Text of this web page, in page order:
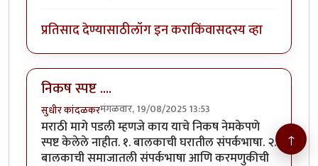
प्रतिसाद देण्यासाठीलॉग इन कराकिंवासदस्य व्हा
निकष स्पष्ट ....
सुधीर कांदळकरमंगळवार, 19/08/2025 13:53
मराठी मागे पडली म्हणजे काय याचे निकष नेमकेपणे
स्पष्ट केलेले नाहीत. १. बालकाची घरातील संपर्कभाषा. २.
बालकाची समाजातली संपर्कभाषा आणि करमणुकीची
↑